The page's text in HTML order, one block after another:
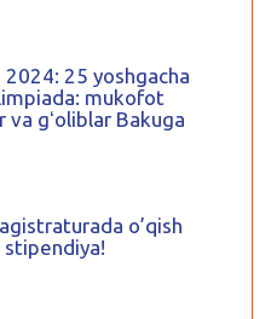
25 yoshgacha
mukofot
va gʻoliblar Bakuga
o’qish
stipendiya!